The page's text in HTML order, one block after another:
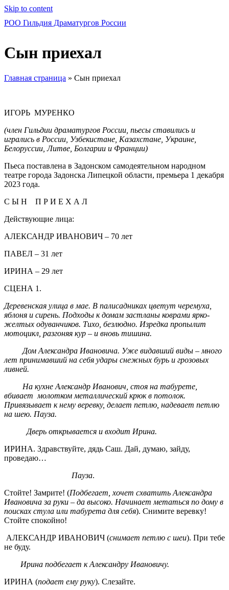
Skip to content
РОО Гильдия Драматургов России
Сын приехал
Главная страница » Сын приехал
ИГОРЬ МУРЕНКО
(член Гильдии драматургов России, пьесы ставились и
игрались в России, Узбекистане, Казахстане, Украине,
Белоруссии, Литве, Болгарии и Франции)
Пьеса поставлена в Задонском самодеятельном народном
театре города Задонска Липецкой области, премьера 1 декабря
2023 года.
С Ы Н П Р И Е Х А Л
Действующие лица:
АЛЕКСАНДР ИВАНОВИЧ – 70 лет
ПАВЕЛ – 31 лет
ИРИНА – 29 лет
СЦЕНА 1.
Деревенская улица в мае. В палисадниках цветут черемуха,
яблоня и сирень. Подходы к домам застланы коврами ярко-
желтых одуванчиков. Тихо, безлюдно. Изредка пропылит
мотоцикл, разгоняя кур – и вновь тишина.
Дом Александра Ивановича. Уже видавший виды – много
лет принимавший на себя удары снежных бурь и грозовых
ливней.
На кухне Александр Иванович, стоя на табурете,
вбивает молотком металлический крюк в потолок.
Привязывает к нему веревку, делает петлю, надевает петлю
на шею. Пауза.
Дверь открывается и входит Ирина.
ИРИНА. Здравствуйте, дядь Саш. Дай, думаю, зайду,
проведаю…
Пауза.
Стойте! Замрите! (Подбегает, хочет схватить Александра
Ивановича за руки – да высоко. Начинает метаться по дому в
поисках стула или табурета для себя). Снимите веревку!
Стойте спокойно!
АЛЕКСАНДР ИВАНОВИЧ (снимает петлю с шеи). При тебе
не буду.
Ирина подбегает к Александру Ивановичу.
ИРИНА (подает ему руку). Слезайте.